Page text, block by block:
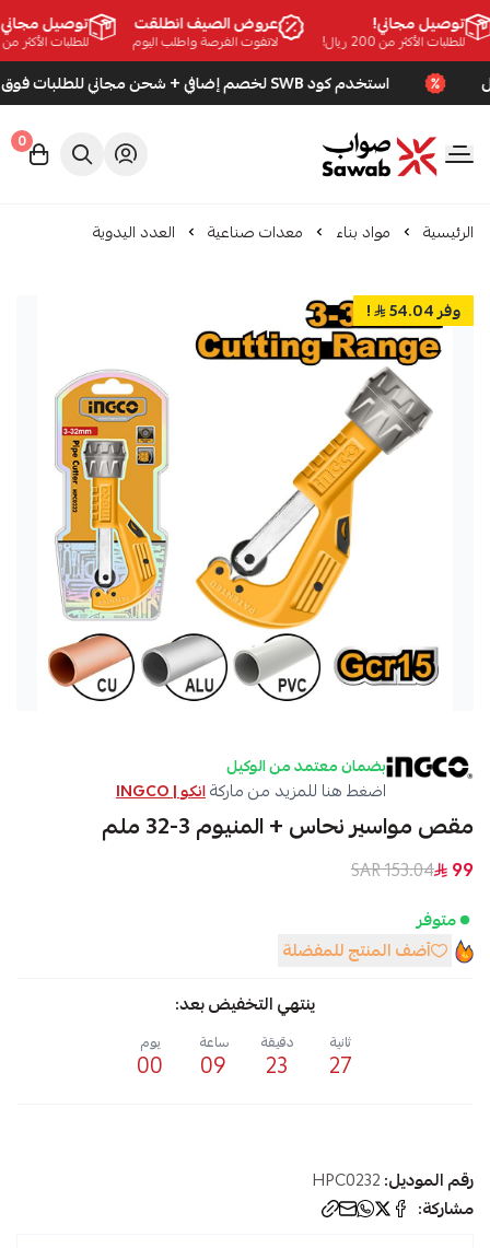
توصيل مجاني!
للطلبات الأكثر من 200 ريال!
عروض الصيف انطلقت
لاتفوت الفرصة واطلب اليوم
توصيل مجاني!
للطلبات الأكثر من 200 ريال!
استخدم كود SWB لخصم إضافي + شحن مجاني للطلبات فوق 200 ريال
صواب
0
الرئيسية مواد بناء معدات صناعية العدد اليدوية
وفر 54.04 !
بضمان معتمد من الوكيل
اضغط هنا للمزيد من ماركةانكو | INGCO
مقص مواسير نحاس + المنيوم 3-32 ملم
99
153.04 SAR
متوفر
أضف المنتج للمفضلة
ينتهي التخفيض بعد:
27
ثانية
23
دقيقة
09
ساعة
00
يوم
رقم الموديل:HPC0232
مشاركة: